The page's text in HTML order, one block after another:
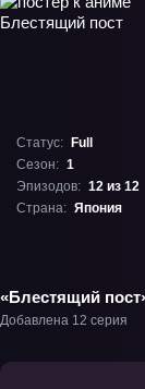
Статус:
Full
Сезон: 1
Эпизодов: 12 из 12
Страна: Япония
«Блестящий
Добавлена 12 серия